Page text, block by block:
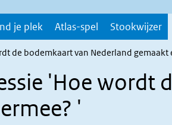
je plek Atlas-spel Stookwijzer
de bodemkaart van Nederland gemaakt
'Hoe wordt
'